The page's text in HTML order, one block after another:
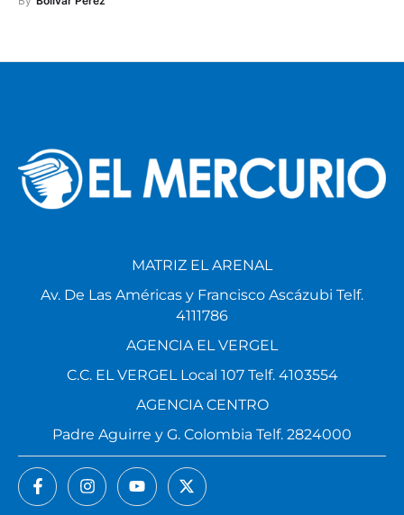
MATRIZ EL ARENAL
Av. De Las Américas y Francisco Ascázubi Telf.
4111786
AGENCIA EL VERGEL
C.C. EL VERGEL Local 107 Telf. 4103554
AGENCIA CENTRO
Padre Aguirre y G. Colombia Telf. 2824000